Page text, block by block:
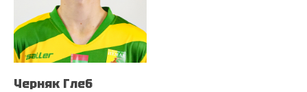
Черняк Глеб